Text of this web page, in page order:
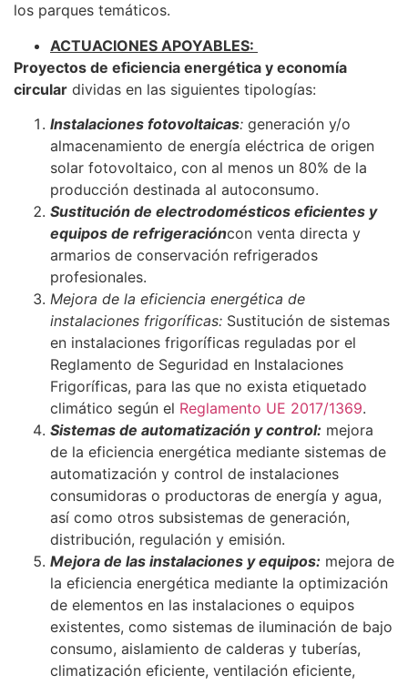
los parques temáticos.
ACTUACIONES APOYABLES:
Proyectos de eficiencia energética y economía
circular dividas en las siguientes tipologías:
Instalaciones fotovoltaicas: generación y/o
almacenamiento de energía eléctrica de origen
solar fotovoltaico, con al menos un 80% de la
producción destinada al autoconsumo.
Sustitución de electrodomésticos eficientes y
equipos de refrigeracióncon venta directa y
armarios de conservación refrigerados
profesionales.
Mejora de la eficiencia energética de
instalaciones frigoríficas: Sustitución de sistemas
en instalaciones frigoríficas reguladas por el
Reglamento de Seguridad en Instalaciones
Frigoríficas, para las que no exista etiquetado
climático según el Reglamento UE 2017/1369.
Sistemas de automatización y control: mejora
de la eficiencia energética mediante sistemas de
automatización y control de instalaciones
consumidoras o productoras de energía y agua,
así como otros subsistemas de generación,
distribución, regulación y emisión.
Mejora de las instalaciones y equipos: mejora de
la eficiencia energética mediante la optimización
de elementos en las instalaciones o equipos
existentes, como sistemas de iluminación de bajo
consumo, aislamiento de calderas y tuberías,
climatización eficiente, ventilación eficiente,